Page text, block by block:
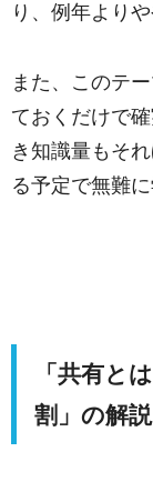
り、例年より
また、このテ
ておくだけで
き知識量もそ
る予定で無難
「共有と
割」の解説